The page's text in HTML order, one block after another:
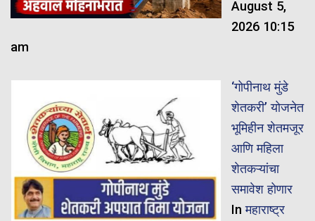
August 5,
2026 10:15
am
‘गोपीनाथ मुंडे
शेतकरी’ योजनेत
भूमिहीन शेतमजूर
आणि महिला
शेतकऱ्यांचा
समावेश होणार
Inमहाराष्ट्र